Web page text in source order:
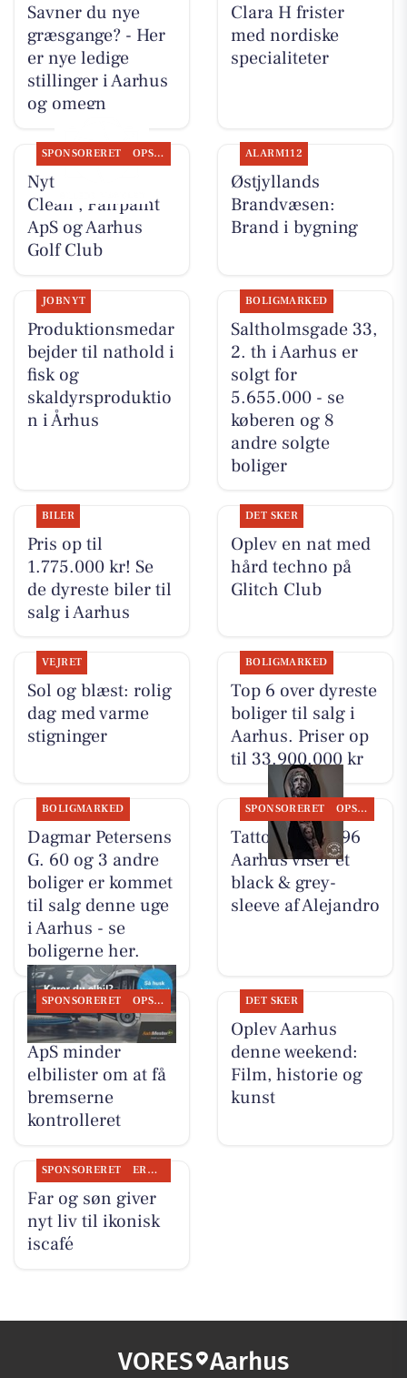
Savner du nye
græsgange? - Her
er nye ledige
stillinger i Aarhus
og omegn
Clara H frister
med nordiske
specialiteter
SPONSORERET OPSLAGSTAVLEN
Nyt fra Classic
Clean , Fairpaint
ApS og Aarhus
Golf Club
ALARM112
Østjyllands
Brandvæsen:
Brand i bygning
JOBNYT
Produktionsmedar
bejder til nathold i
fisk og
skaldyrsproduktio
n i Århus
BOLIGMARKED
Saltholmsgade 33,
2. th i Aarhus er
solgt for
5.655.000 - se
køberen og 8
andre solgte
boliger
BILER
Pris op til
1.775.000 kr! Se
de dyreste biler til
salg i Aarhus
DET SKER
Oplev en nat med
hård techno på
Glitch Club
VEJRET
Sol og blæst: rolig
dag med varme
stigninger
BOLIGMARKED
Top 6 over dyreste
boliger til salg i
Aarhus. Priser op
til 33.900.000 kr
BOLIGMARKED
Dagmar Petersens
G. 60 og 3 andre
boliger er kommet
til salg denne uge
i Aarhus - se
boligerne her.
SPONSORERET OPSLAGSTAVLEN
Tattoo Studio 96
Aarhus viser et
black & grey-
sleeve af Alejandro
SPONSORERET OPSLAGSTAVLEN
Tilst Auto Aarhus
ApS minder
elbilister om at få
bremserne
kontrolleret
DET SKER
Oplev Aarhus
denne weekend:
Film, historie og
kunst
SPONSORERET ERHVERV
Far og søn giver
nyt liv til ikonisk
is­café
VORES Aarhus